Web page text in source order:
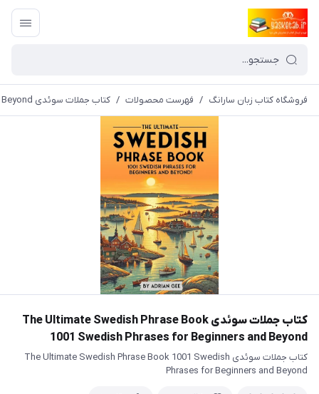
فروشگاه کتاب زبان سارانگ / فهرست محصولات / کتاب جملات سوئدی The Ultimate Swedish Phrase Book 1001 Swedish Phrases for Beginners and Beyond
کتاب جملات سوئدی The Ultimate Swedish Phrase Book
1001 Swedish Phrases for Beginners and Beyond
کتاب جملات سوئدی The Ultimate Swedish Phrase Book 1001 Swedish
Phrases for Beginners and Beyond